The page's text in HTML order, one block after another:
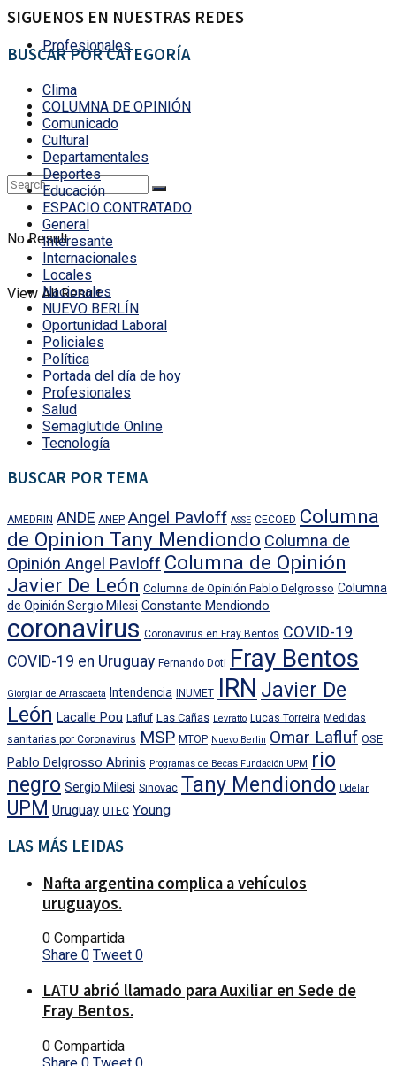
Profesionales
No Result
View All Result
SIGUENOS EN NUESTRAS REDES
BUSCAR POR CATEGORÍA
Clima
COLUMNA DE OPINIÓN
Comunicado
Cultural
Departamentales
Deportes
Educación
ESPACIO CONTRATADO
General
Interesante
Internacionales
Locales
Nacionales
NUEVO BERLÍN
Oportunidad Laboral
Policiales
Política
Portada del día de hoy
Profesionales
Salud
Semaglutide Online
Tecnología
BUSCAR POR TEMA
AMEDRIN ANDE ANEP Angel Pavloff ASSE CECOED Columna
de Opinion Tany Mendiondo Columna de
Opinión Angel Pavloff Columna de Opinión
Javier De León Columna de Opinión Pablo Delgrosso Columna
de Opinión Sergio Milesi Constante Mendiondo
coronavirus Coronavirus en Fray Bentos COVID-19
COVID-19 en Uruguay Fernando Doti Fray Bentos
Giorgian de Arrascaeta Intendencia INUMET IRN Javier De
León Lacalle Pou Lafluf Las Cañas Levratto Lucas Torreira Medidas
sanitarias por Coronavirus MSP MTOP Nuevo Berlin Omar Lafluf OSE
Pablo Delgrosso Abrinis Programas de Becas Fundación UPM
rio
negro Sergio Milesi Sinovac Tany Mendiondo Udelar
UPM Uruguay UTEC Young
LAS MÁS LEIDAS
Nafta argentina complica a vehículos
uruguayos.
0 Compartida
Share 0 Tweet 0
LATU abrió llamado para Auxiliar en Sede de
Fray Bentos.
0 Compartida